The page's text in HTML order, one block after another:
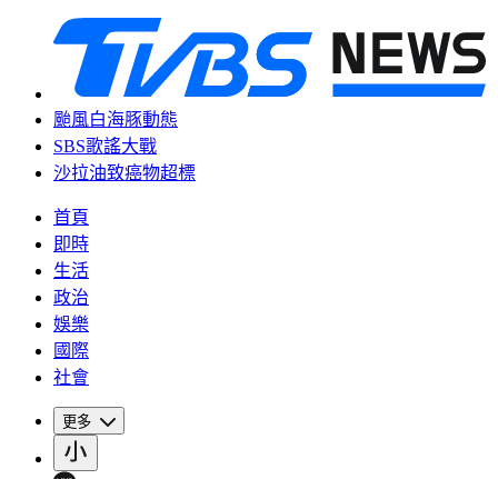
颱風白海豚動態
SBS歌謠大戰
沙拉油致癌物超標
首頁
即時
生活
政治
娛樂
國際
社會
更多